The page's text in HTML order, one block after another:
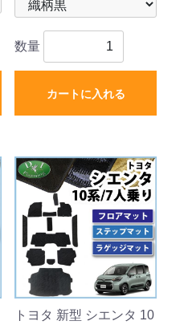
数量
カートに入れる
トヨタ 新型 シエンタ 10